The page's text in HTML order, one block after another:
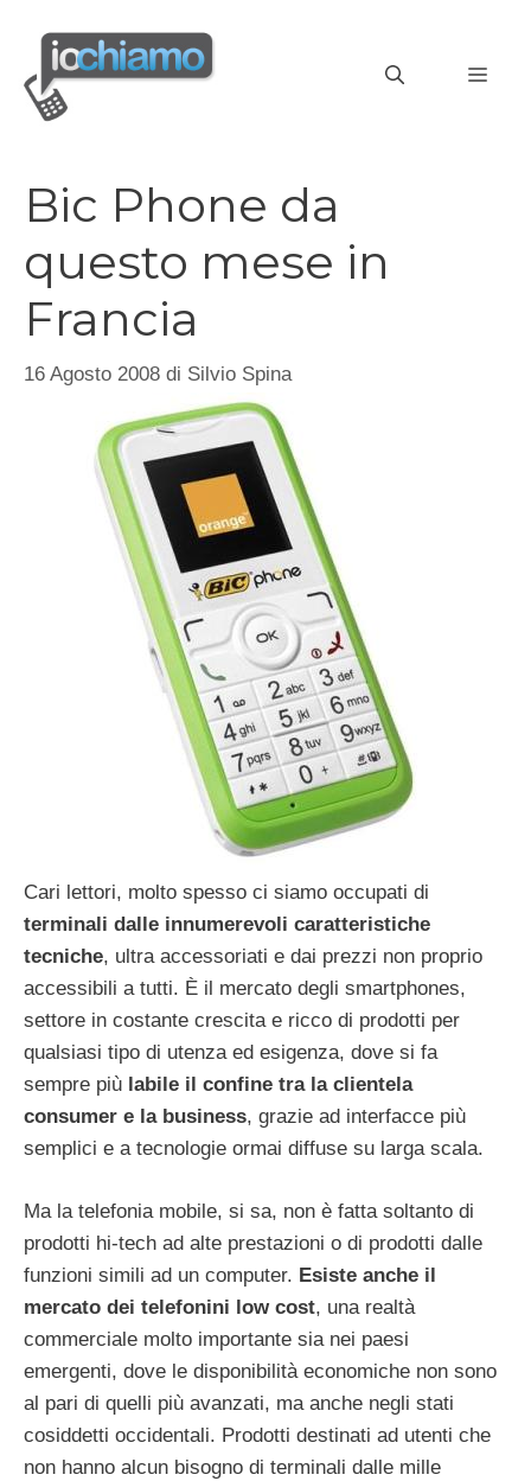
contenuto
Bic Phone da
questo mese in
Francia
16 Agosto 2008 di Silvio Spina
Cari lettori, molto spesso ci siamo occupati di
terminali dalle innumerevoli caratteristiche
tecniche, ultra accessoriati e dai prezzi non proprio
accessibili a tutti. È il mercato degli smartphones,
settore in costante crescita e ricco di prodotti per
qualsiasi tipo di utenza ed esigenza, dove si fa
sempre più labile il confine tra la clientela
consumer e la business, grazie ad interfacce più
semplici e a tecnologie ormai diffuse su larga scala.
Ma la telefonia mobile, si sa, non è fatta soltanto di
prodotti hi-tech ad alte prestazioni o di prodotti dalle
funzioni simili ad un computer. Esiste anche il
mercato dei telefonini low cost, una realtà
commerciale molto importante sia nei paesi
emergenti, dove le disponibilità economiche non sono
al pari di quelli più avanzati, ma anche negli stati
cosiddetti occidentali. Prodotti destinati ad utenti che
non hanno alcun bisogno di terminali dalle mille